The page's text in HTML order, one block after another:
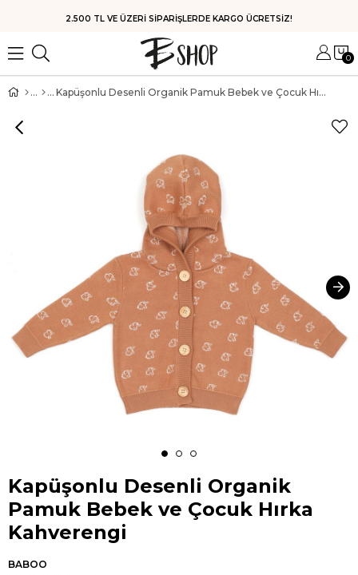
2.500 TL VE ÜZERİ SİPARİŞLERDE KARGO ÜCRETSİZ!
0
Kapüşonlu Desenli Organik Pamuk Bebek ve Çocuk Hırka Kahverengi
Kapüşonlu Desenli Organik
Pamuk Bebek ve Çocuk Hırka
Kahverengi
BABOO